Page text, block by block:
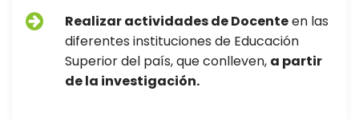
Realizar actividades de Docenteen las
diferentes instituciones de Educación
Superior del país, que conlleven, a partir
de la investigación.